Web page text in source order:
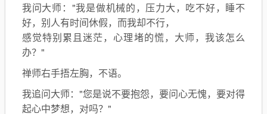
我问大师："我是做机械的，压力大，吃不好，睡不
好，别人有时间休假，而我却不行，
感觉特别累且迷茫，心理堵的慌，大师，我该怎么
办？"
禅师右手捂左胸，不语。
我追问大师："您是说不要抱怨，要问心无愧，要对得
起心中梦想，对吗？"